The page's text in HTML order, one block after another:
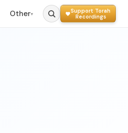
Other▾
Support Torah
Recordings